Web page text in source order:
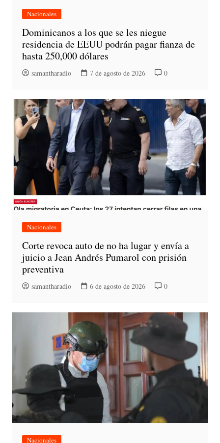
Nacionales
Dominicanos a los que se les niegue
residencia de EEUU podrán pagar fianza de
hasta 250,000 dólares
samantharadio 7 de agosto de 2026 0
Nacionales
Corte revoca auto de no ha lugar y envía a
juicio a Jean Andrés Pumarol con prisión
preventiva
samantharadio 6 de agosto de 2026 0
Nacionales